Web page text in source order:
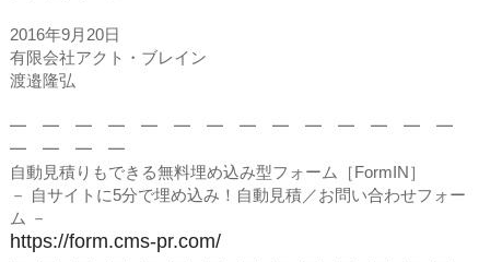
2016年9月20日
有限会社アクト・ブレイン
渡邉隆弘
━ ━ ━ ━ ━ ━ ━ ━ ━ ━ ━ ━ ━ ━
━ ━ ━ ━
自動見積りもできる無料埋め込み型フォーム［FormIN］
－ 自サイトに5分で埋め込み！自動見積／お問い合わせフォー
ム －
https://form.cms-pr.com/